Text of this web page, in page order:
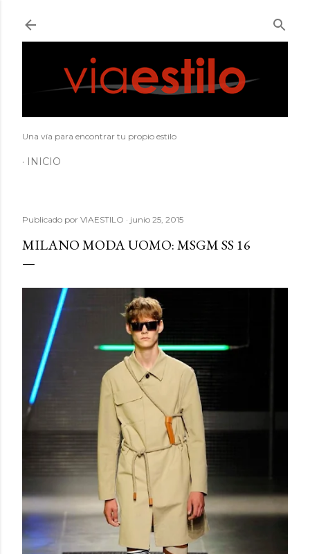
Una vía para encontrar tu propio estilo
INICIO
Publicado por VIAESTILO junio 25, 2015
MILANO MODA UOMO: MSGM SS 16